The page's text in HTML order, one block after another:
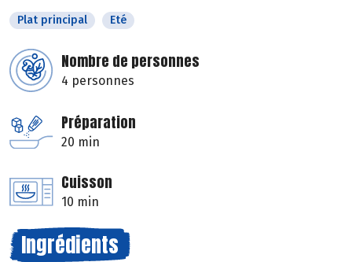
Plat principal Eté
Nombre de personnes
4 personnes
Préparation
20 min
Cuisson
10 min
Ingrédients